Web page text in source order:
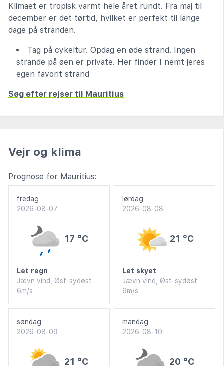
Klimaet er tropisk varmt hele året rundt. Fra maj til
december er det tørtid, hvilket er perfekt til lange
dage på stranden.
Tag på cykeltur. Opdag en øde strand. Ingen
strande på øen er private. Her finder I nemt jeres
egen favorit strand
Søg efter rejser til Mauritius
Vejr og klima
Prognose for Mauritius:
fredag
2026-08-07
17 °C
Let regn
Jævn vind, Øst-sydøst
6m/s
lørdag
2026-08-08
21 °C
Let skyet
Jævn vind, Øst-sydøst
6m/s
søndag
2026-08-09
21 °C
mandag
2026-08-10
20 °C